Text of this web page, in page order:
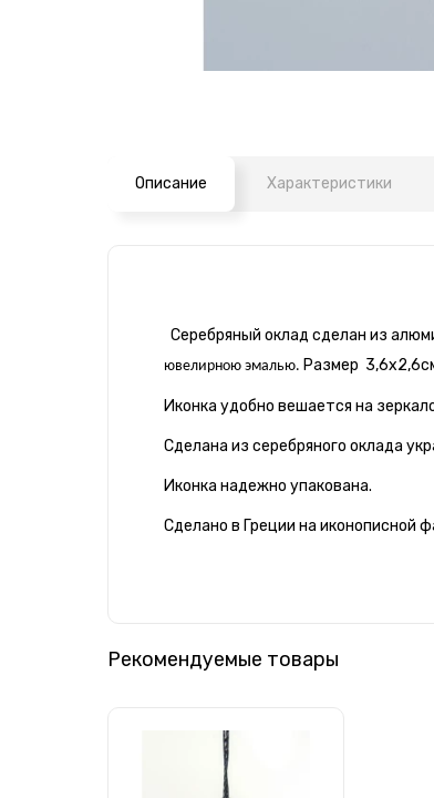
Описание Характеристики
Серебряный оклад сделан из
ювелирною эмалью. Размер
Иконка удобно вешается на
Сделана из серебряного оклада
Иконка надежно упакована.
Сделано в Греции на иконописной
Рекомендуемые товары